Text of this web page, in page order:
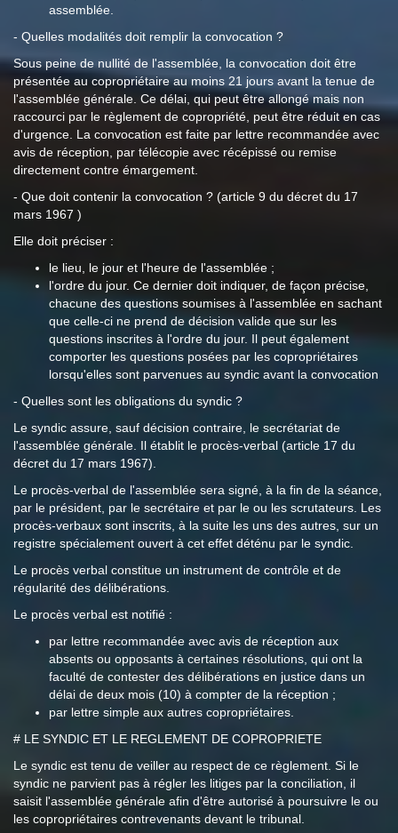
assemblée.
- Quelles modalités doit remplir la convocation ?
Sous peine de nullité de l'assemblée, la convocation doit être
présentée au copropriétaire au moins 21 jours avant la tenue de
l'assemblée générale. Ce délai, qui peut être allongé mais non
raccourci par le règlement de copropriété, peut être réduit en cas
d'urgence. La convocation est faite par lettre recommandée avec
avis de réception, par télécopie avec récépissé ou remise
directement contre émargement.
- Que doit contenir la convocation ? (article 9 du décret du 17
mars 1967 )
Elle doit préciser :
le lieu, le jour et l'heure de l'assemblée ;
l'ordre du jour. Ce dernier doit indiquer, de façon précise,
chacune des questions soumises à l'assemblée en sachant
que celle-ci ne prend de décision valide que sur les
questions inscrites à l'ordre du jour. Il peut également
comporter les questions posées par les copropriétaires
lorsqu'elles sont parvenues au syndic avant la convocation
- Quelles sont les obligations du syndic ?
Le syndic assure, sauf décision contraire, le secrétariat de
l'assemblée générale. Il établit le procès-verbal (article 17 du
décret du 17 mars 1967).
Le procès-verbal de l'assemblée sera signé, à la fin de la séance,
par le président, par le secrétaire et par le ou les scrutateurs. Les
procès-verbaux sont inscrits, à la suite les uns des autres, sur un
registre spécialement ouvert à cet effet déténu par le syndic.
Le procès verbal constitue un instrument de contrôle et de
régularité des délibérations.
Le procès verbal est notifié :
par lettre recommandée avec avis de réception aux
absents ou opposants à certaines résolutions, qui ont la
faculté de contester des délibérations en justice dans un
délai de deux mois (10) à compter de la réception ;
par lettre simple aux autres copropriétaires.
# LE SYNDIC ET LE REGLEMENT DE COPROPRIETE
Le syndic est tenu de veiller au respect de ce règlement. Si le
syndic ne parvient pas à régler les litiges par la conciliation, il
saisit l'assemblée générale afin d'être autorisé à poursuivre le ou
les copropriétaires contrevenants devant le tribunal.